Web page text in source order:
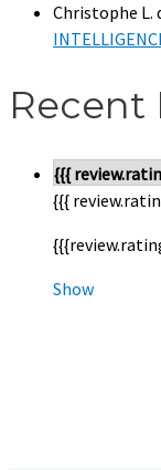
Christophe L.
Recent
{{{
{{{
Show